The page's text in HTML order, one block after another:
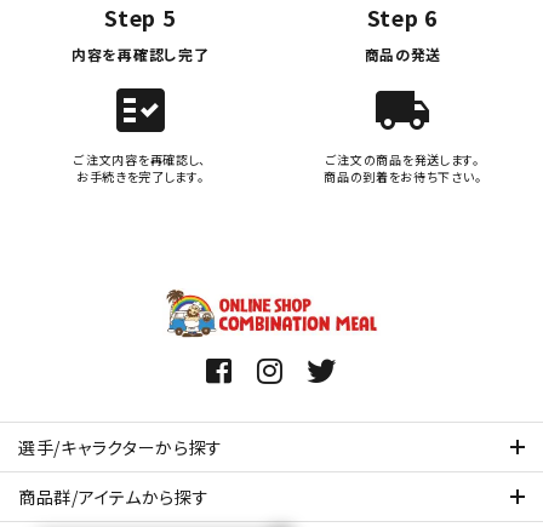
Step 5
内容を再確認し完了
fact_check
ご注文内容を再確認し、
お手続きを完了します。
Step 6
商品の発送
local_shipping
ご注文の商品を発送します。
商品の到着をお待ち下さい。
選手/キャラクターから探す
商品群/アイテムから探す